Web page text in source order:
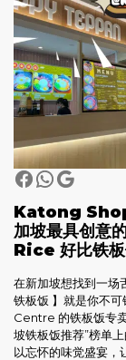
Katong
加坡最具创
Rice 好比铁板
在新加坡想找到一
铁板饭 】就是你不
Centre 的铁板饭专
坡铁板饭推荐”榜单
以忘怀的味觉盛宴，